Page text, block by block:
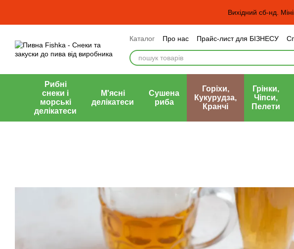
Вихідний сб-нд.
Каталог Про нас Прайс-лист для БІЗНЕСУ
Оплата і доставка
Обмін та повернення
Публічний договір (оферта)
Рибні
снеки і
морські
делікатеси
М'ясні
делікатеси
Сушена
риба
Горіхи,
Кукурудза,
Кранчі
Грінки,
Чіпси,
Пелети